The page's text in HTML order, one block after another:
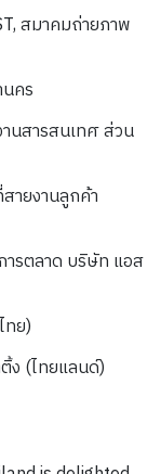
สมาคมถ่ายภาพ
คร
นสารสนเทศ ส่วน
ายงานลูกค้า
รตลาด บริษัท แอส
ย)
ง (ไทยแลนด์)